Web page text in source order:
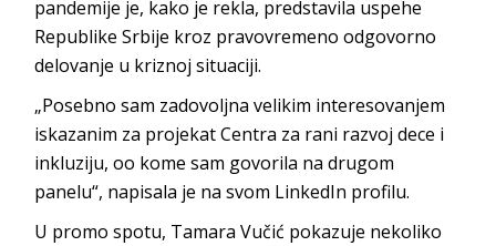
pandemije je, kako je rekla, predstavila uspehe
Republike Srbije kroz pravovremeno odgovorno
delovanje u kriznoj situaciji.
„Posebno sam zadovoljna velikim interesovanjem
iskazanim za projekat Centra za rani razvoj dece i
inkluziju, oo kome sam govorila na drugom
panelu“, napisala je na svom LinkedIn profilu.
U promo spotu, Tamara Vučić pokazuje nekoliko